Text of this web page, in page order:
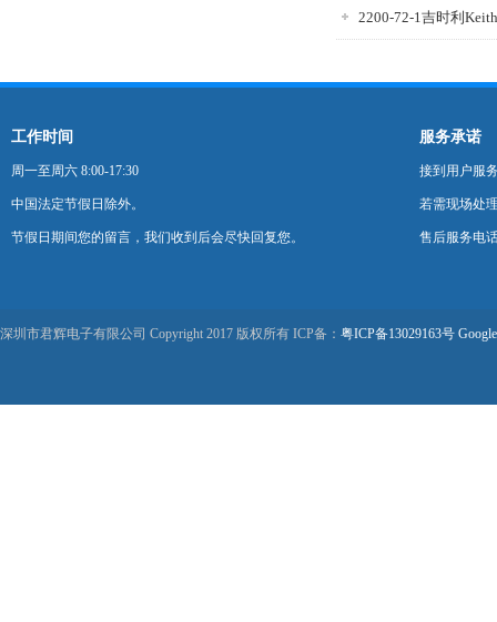
工作时间
周一至周六 8:00-17:30
中国法定节假日除外。
节假日期间您的留言，我们收到后会尽快回复您。
服务承诺
接到用户服
若需现场处
售后服务电
深圳市君辉电子有限公司 Copyright 2017 版权所有 ICP备： 粤ICP备13029163号